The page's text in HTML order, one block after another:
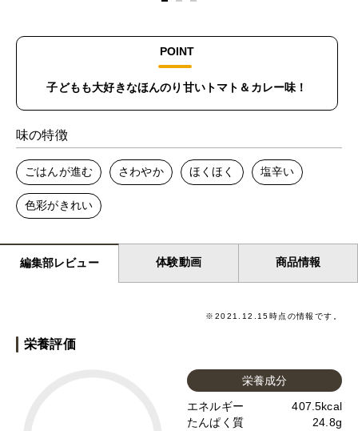
POINT
子どもも大好きなほんのり甘いトマト＆カレー味！
味の特徴
ごはんが進む さわやか ほくほく 塩辛い
色彩がきれい
編集部レビュー 体験動画 商品情報
※ 2021.12.15時点の情報です。
栄養評価
栄養成分
エネルギー
407.5kcal
たんぱく質
24.8g